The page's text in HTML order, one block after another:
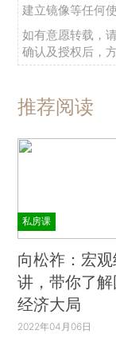
建立镜像等任何使
如有意愿转载，
确认及授权后，
推荐阅读
私房课
向松祚：宏
讲，带你了
经济大局
2022年04月06日